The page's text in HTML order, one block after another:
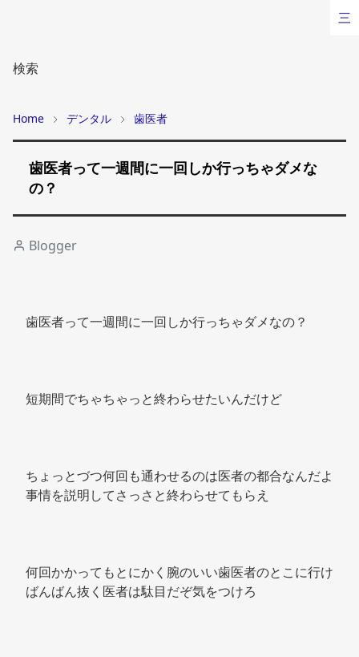
検索
Home デンタル 歯医者
歯医者って一週間に一回しか行っちゃダメな
の？
Blogger
歯医者って一週間に一回しか行っちゃダメなの？
短期間でちゃちゃっと終わらせたいんだけど
事情を説明してさっさと終わらせてもらえ
ばんばん抜く医者は駄目だぞ気をつけろ
三